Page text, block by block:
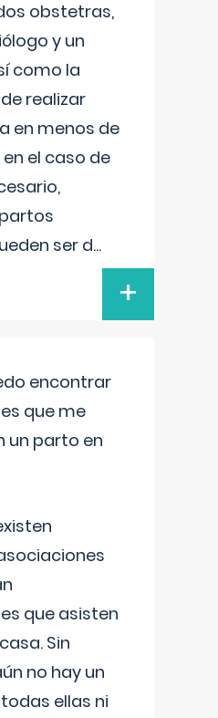
obstetras,
y un
como la
realizar
en menos de
el caso de
ser d...
+
encontrar
que me
un parto en
que asisten
Sin
no hay un
ellas ni